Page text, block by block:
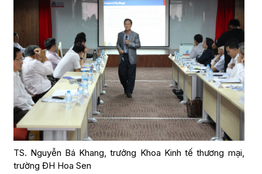
TS. Nguyễn Bá Khang, trưởng Khoa Kinh tế thương mại,
trường ĐH Hoa Sen